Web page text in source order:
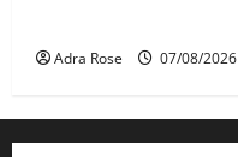
Adra Rose 07/08/2026